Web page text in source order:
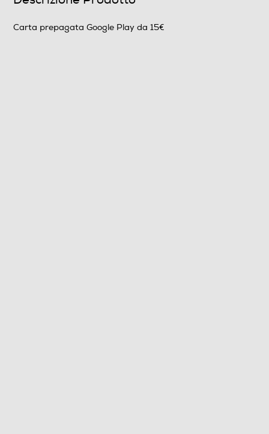
Carta prepagata Google Play da 15€